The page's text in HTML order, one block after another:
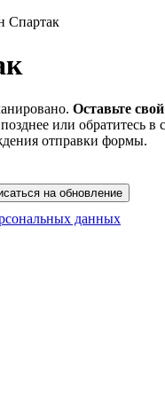
Спартак
Оставьте
или обратитесь в
отправки формы.
на обновление
данных